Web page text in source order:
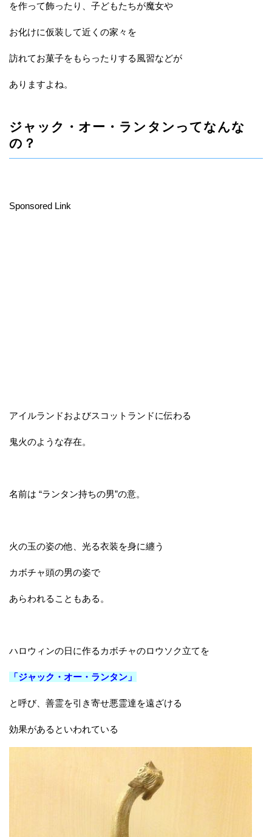
を作って飾ったり、子どもたちが魔女や
お化けに仮装して近くの家々を
訪れてお菓子をもらったりする風習などが
ありますよね。
ジャック・オー・ランタンってなんな
の？
Sponsored Link
アイルランドおよびスコットランドに伝わる
鬼火のような存在。
名前は “ランタン持ちの男”の意。
火の玉の姿の他、光る衣装を身に纏う
カボチャ頭の男の姿で
あらわれることもある。
ハロウィンの日に作るカボチャのロウソク立てを
「ジャック・オー・ランタン」
と呼び、善霊を引き寄せ悪霊達を遠ざける
効果があるといわれている